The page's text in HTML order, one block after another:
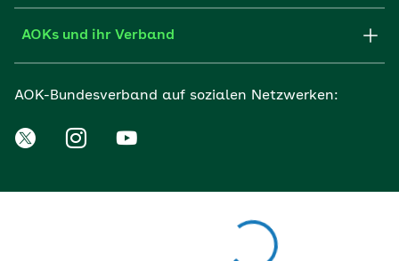
AOKs und ihr Verband
AOK-Bundesverband auf sozialen Netzwerken: